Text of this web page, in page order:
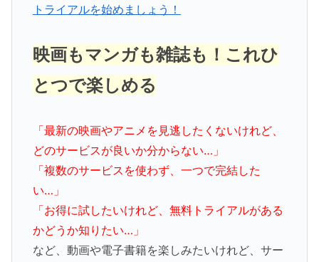
トライアルを始めましょう！
映画もマンガも雑誌も！これひ
とつで楽しめる
「最新の映画やアニメを見逃したくないけれど、
どのサービスが良いか分からない…」
「複数のサービスを使わず、一つで完結した
い…」
「お得に試したいけれど、無料トライアルがある
かどうか知りたい…」
など、動画や電子書籍を楽しみたいけれど、サー